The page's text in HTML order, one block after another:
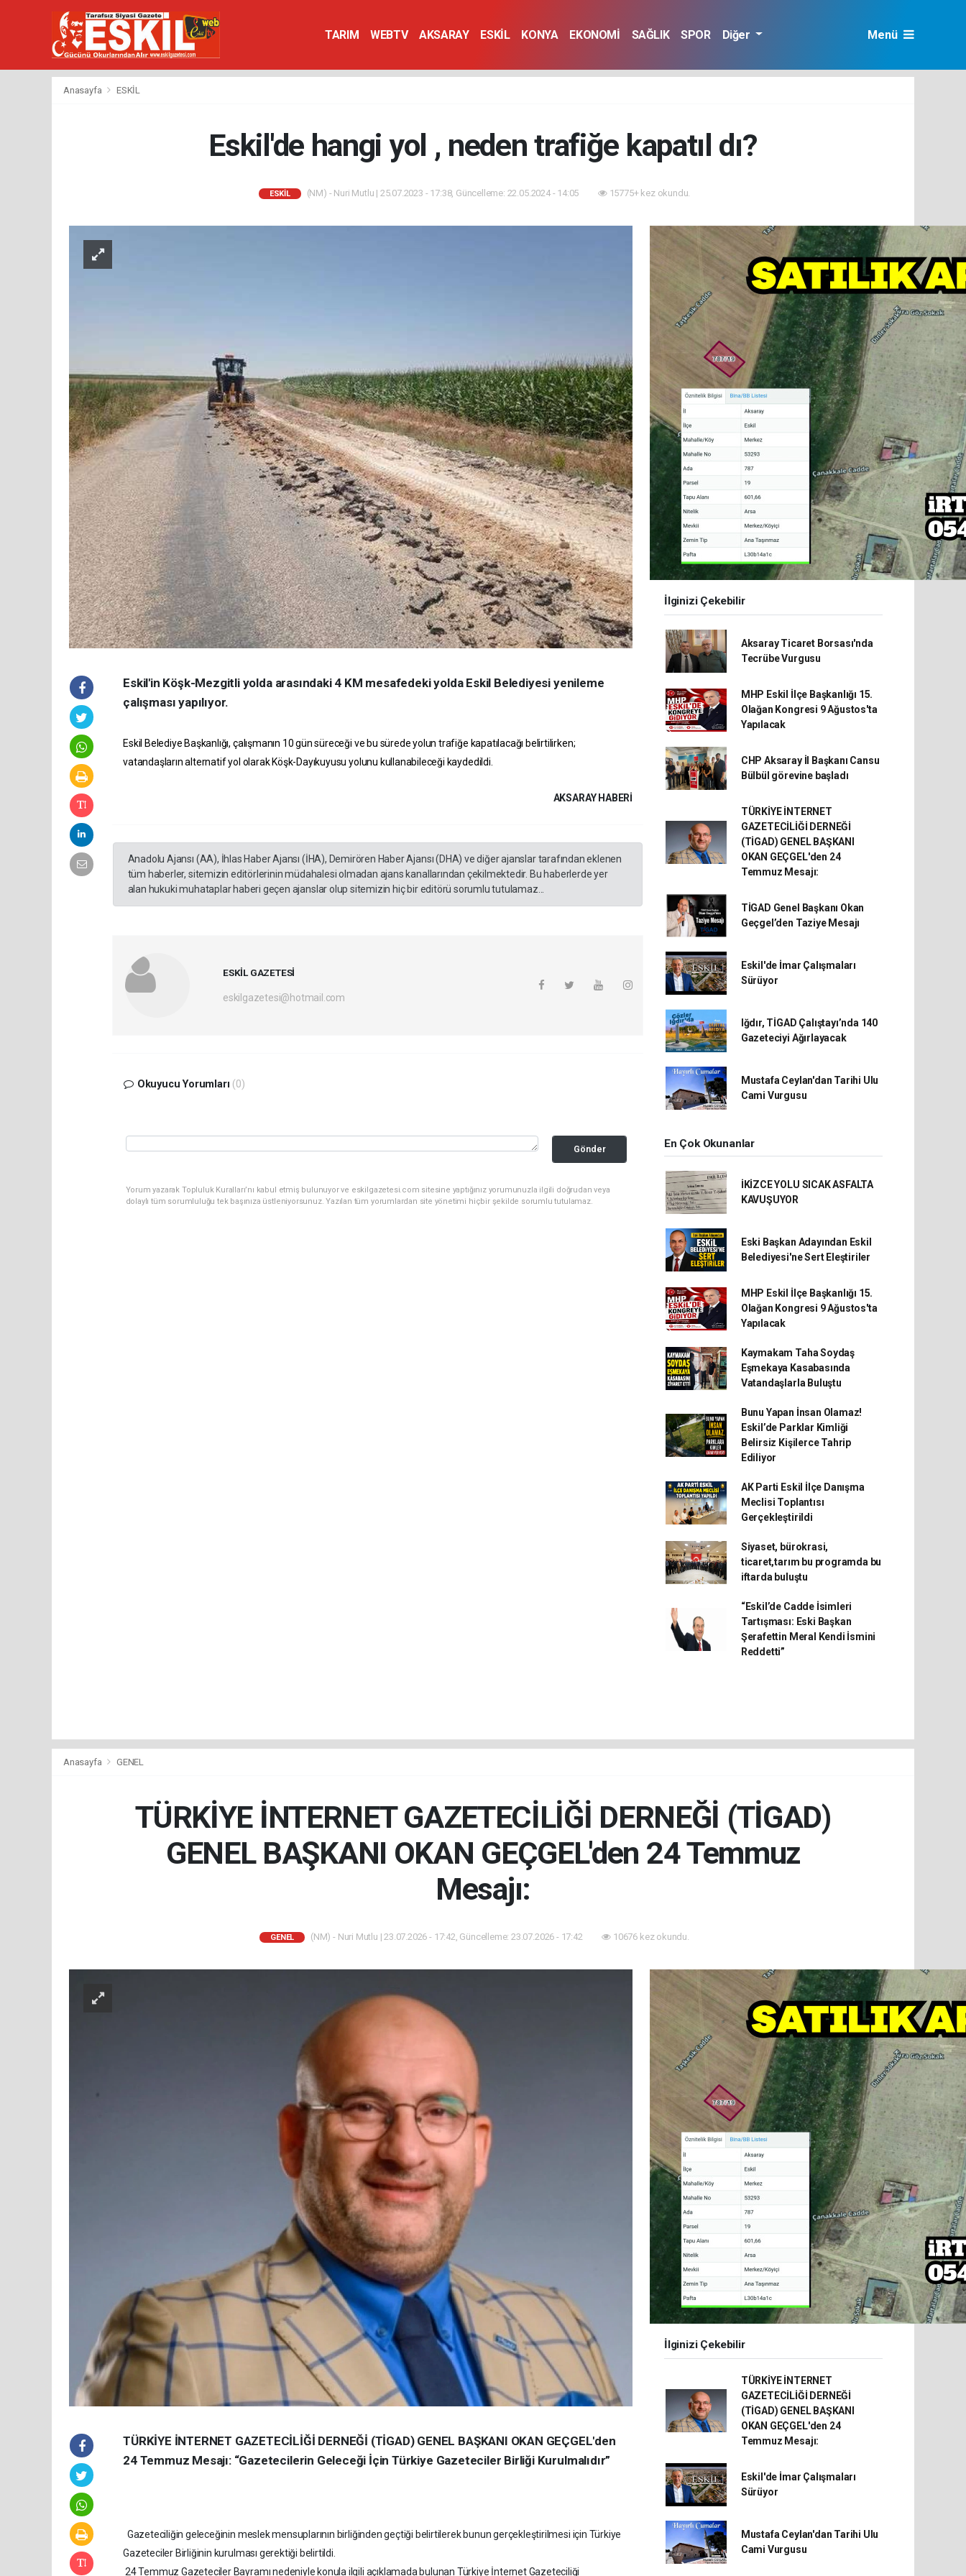
TARIM WEBTV AKSARAY ESKİL KONYA EKONOMİ SAĞLIK SPOR Diğer Menü
Anasayfa ESKİL
Eskil'de hangi yol , neden trafiğe kapatıl dı?
ESKİL (NM) - Nuri Mutlu | 25.07.2023 - 17:38, Güncelleme: 22.05.2024 - 14:05 15775+ kez okundu.
Eskil'in Köşk-Mezgitli yolda arasındaki 4 KM mesafedeki yolda Eskil Belediyesi yenileme
çalışması yapılıyor.
Eskil Belediye Başkanlığı, çalışmanın 10 gün süreceği ve bu sürede yolun trafiğe kapatılacağı belirtilirken;
vatandaşların alternatif yol olarak Köşk-Dayıkuyusu yolunu kullanabileceği kaydedildi.
konyaaltı
escort
AKSARAY HABERİ
Anadolu Ajansı (AA), İhlas Haber Ajansı (İHA), Demirören Haber Ajansı (DHA) ve diğer ajanslar tarafından eklenen
tüm haberler, sitemizin editörlerinin müdahalesi olmadan ajans kanallarından çekilmektedir. Bu haberlerde yer
alan hukuki muhataplar haberi geçen ajanslar olup sitemizin hiç bir editörü sorumlu tutulamaz...
ESKİL GAZETESİ
eskilgazetesi@hotmail.com
Okuyucu Yorumları (0)
Gönder
Yorum yazarak Topluluk Kuralları’nı kabul etmiş bulunuyor ve eskilgazetesi.com sitesine yaptığınız yorumunuzla ilgili doğrudan veya
dolaylı tüm sorumluluğu tek başınıza üstleniyorsunuz. Yazılan tüm yorumlardan site yönetimi hiçbir şekilde sorumlu tutulamaz.
İlginizi Çekebilir
Aksaray Ticaret Borsası'nda
Tecrübe Vurgusu
MHP Eskil İlçe Başkanlığı 15.
Olağan Kongresi 9 Ağustos'ta
Yapılacak
CHP Aksaray İl Başkanı Cansu
Bülbül görevine başladı
TÜRKİYE İNTERNET
GAZETECİLİĞİ DERNEĞİ
(TİGAD) GENEL BAŞKANI
OKAN GEÇGEL'den 24
Temmuz Mesajı:
TİGAD Genel Başkanı Okan
Geçgel’den Taziye Mesajı
Eskil'de İmar Çalışmaları
Sürüyor
Iğdır, TİGAD Çalıştayı’nda 140
Gazeteciyi Ağırlayacak
Mustafa Ceylan'dan Tarihi Ulu
Cami Vurgusu
En Çok Okunanlar
İKİZCE YOLU SICAK ASFALTA
KAVUŞUYOR
Eski Başkan Adayından Eskil
Belediyesi'ne Sert Eleştiriler
MHP Eskil İlçe Başkanlığı 15.
Olağan Kongresi 9 Ağustos'ta
Yapılacak
Kaymakam Taha Soydaş
Eşmekaya Kasabasında
Vatandaşlarla Buluştu
Bunu Yapan İnsan Olamaz!
Eskil’de Parklar Kimliği
Belirsiz Kişilerce Tahrip
Ediliyor
AK Parti Eskil İlçe Danışma
Meclisi Toplantısı
Gerçekleştirildi
Siyaset, bürokrasi,
ticaret,tarım bu programda bu
iftarda buluştu
“Eskil’de Cadde İsimleri
Tartışması: Eski Başkan
Şerafettin Meral Kendi İsmini
Reddetti”
Anasayfa GENEL
TÜRKİYE İNTERNET GAZETECİLİĞİ DERNEĞİ (TİGAD)
GENEL BAŞKANI OKAN GEÇGEL'den 24 Temmuz
Mesajı:
GENEL (NM) - Nuri Mutlu | 23.07.2026 - 17:42, Güncelleme: 23.07.2026 - 17:42 10676 kez okundu.
TÜRKİYE İNTERNET GAZETECİLİĞİ DERNEĞİ (TİGAD) GENEL BAŞKANI OKAN GEÇGEL'den
24 Temmuz Mesajı: “Gazetecilerin Geleceği İçin Türkiye Gazeteciler Birliği Kurulmalıdır”
Gazeteciliğin geleceğinin meslek mensuplarının birliğinden geçtiği belirtilerek bunun gerçekleştirilmesi için Türkiye
Gazeteciler Birliğinin kurulması gerektiği belirtildi.
24 Temmuz Gazeteciler Bayramı nedeniyle konula ilgili açıklamada bulunan Türkiye İnternet Gazeteciliği
İlginizi Çekebilir
TÜRKİYE İNTERNET
GAZETECİLİĞİ DERNEĞİ
(TİGAD) GENEL BAŞKANI
OKAN GEÇGEL'den 24
Temmuz Mesajı:
Eskil'de İmar Çalışmaları
Sürüyor
Mustafa Ceylan'dan Tarihi Ulu
Cami Vurgusu